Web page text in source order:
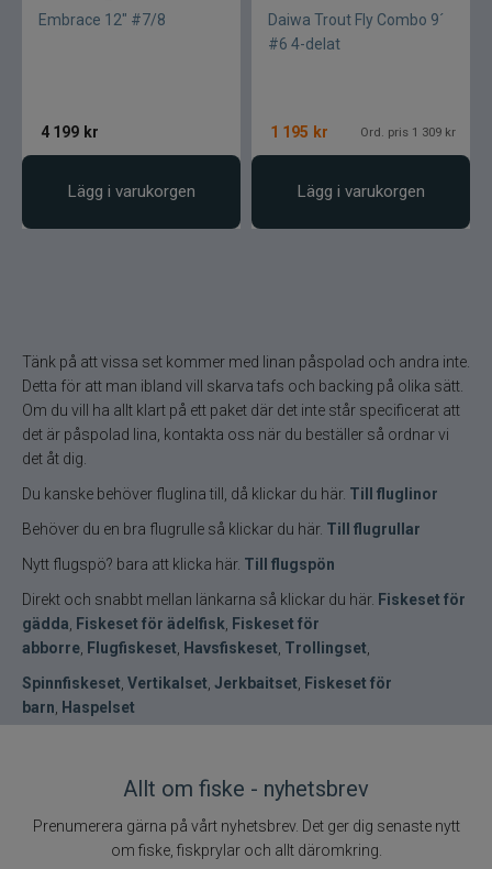
Embrace 12" #7/8
4 199 kr
Lägg i varukorgen
Daiwa Trout Fly Combo 9´
#6 4-delat
1 195 kr Ord. pris 1 309 kr
Lägg i varukorgen
Tänk på att vissa set kommer med linan påspolad och andra inte.
Detta för att man ibland vill skarva tafs och backing på olika sätt.
Om du vill ha allt klart på ett paket där det inte står specificerat att
det är påspolad lina, kontakta oss när du beställer så ordnar vi
det åt dig.
Du kanske behöver fluglina till, då klickar du här. Till fluglinor
Behöver du en bra flugrulle så klickar du här. Till flugrullar
Nytt flugspö? bara att klicka här. Till flugspön
Direkt och snabbt mellan länkarna så klickar du här. Fiskeset för
gädda, Fiskeset för ädelfisk, Fiskeset för
abborre, Flugfiskeset, Havsfiskeset, Trollingset,
Spinnfiskeset, Vertikalset, Jerkbaitset, Fiskeset för
barn, Haspelset
Allt om fiske - nyhetsbrev
Prenumerera gärna på vårt nyhetsbrev. Det ger dig senaste nytt
om fiske, fiskprylar och allt däromkring.